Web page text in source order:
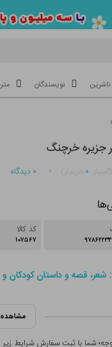
ناشرین نویسندگان
جزیره خرچنگ
۰ ۰ دیدگاه
کد کالا
۱۰۷۵۶۷
شعر، قصه و داستان کودکان و
شما با ثبت سفارش شرایط